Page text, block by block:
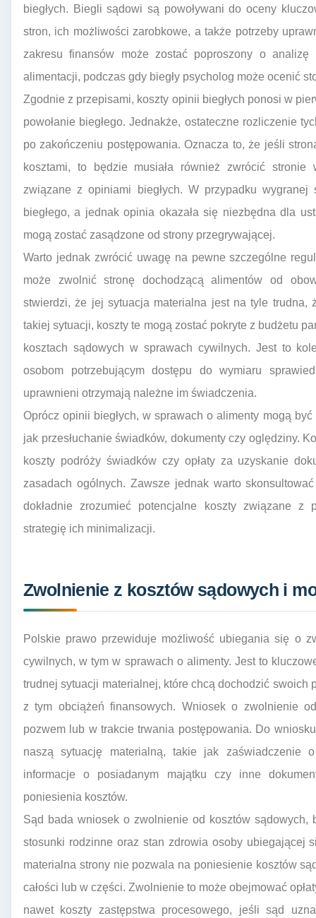
biegłych. Biegli sądowi są powoływani do oceny
stron, ich możliwości zarobkowe, a także potrzeby
zakresu finansów może zostać poproszony o
alimentacji, podczas gdy biegły psycholog może ocenić
Zgodnie z przepisami, koszty opinii biegłych ponosi w
powołanie biegłego. Jednakże, ostateczne rozliczenie
po zakończeniu postępowania. Oznacza to, że jeśli
kosztami, to będzie musiała również zwrócić
związane z opiniami biegłych. W przypadku wygranej
biegłego, a jednak opinia okazała się niezbędna dla
mogą zostać zasądzone od strony przegrywającej.
Warto jednak zwrócić uwagę na pewne szczególne
może zwolnić stronę dochodzącą alimentów od
stwierdzi, że jej sytuacja materialna jest na tyle
takiej sytuacji, koszty te mogą zostać pokryte z budżetu
kosztach sądowych w sprawach cywilnych. Jest to
osobom potrzebującym dostępu do wymiaru
uprawnieni otrzymają należne im świadczenia.
Oprócz opinii biegłych, w sprawach o alimenty mogą
jak przesłuchanie świadków, dokumenty czy oględziny.
koszty podróży świadków czy opłaty za uzyskanie
zasadach ogólnych. Zawsze jednak warto
dokładnie zrozumieć potencjalne koszty związane z
strategię ich minimalizacji.
Zwolnienie z kosztów sądowych i
Polskie prawo przewiduje możliwość ubiegania się o
cywilnych, w tym w sprawach o alimenty. Jest to
trudnej sytuacji materialnej, które chcą dochodzić swoich
z tym obciążeń finansowych. Wniosek o zwolnienie
pozwem lub w trakcie trwania postępowania. Do
naszą sytuację materialną, takie jak zaświadczenie
informacje o posiadanym majątku czy inne
poniesienia kosztów.
Sąd bada wniosek o zwolnienie od kosztów sądowych,
stosunki rodzinne oraz stan zdrowia osoby ubiegającej
materialna strony nie pozwala na poniesienie kosztów
całości lub w części. Zwolnienie to może obejmować
nawet koszty zastępstwa procesowego, jeśli sąd